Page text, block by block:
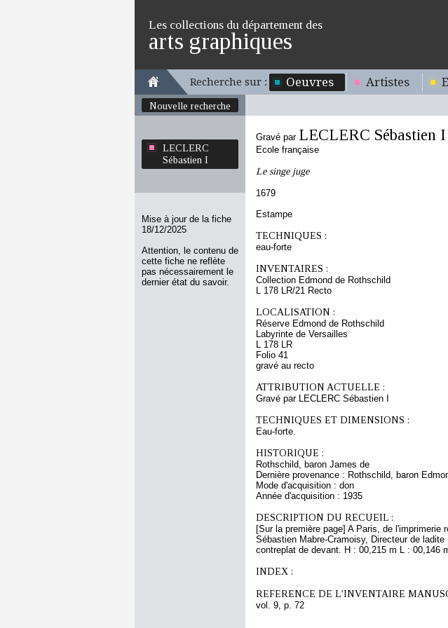
Les collections du département des
arts graphiques
Recherche sur : Oeuvres Artistes
Nouvelle recherche
LECLERC
Sébastien I
Mise à jour de la fiche
18/12/2025
Attention, le contenu de
cette fiche ne reflète
pas nécessairement le
dernier état du savoir.
Gravé par LECLERC Sébastien I
Ecole française
Le singe juge
1679
Estampe
TECHNIQUES :
eau-forte
INVENTAIRES :
Collection Edmond de Rothschild
L 178 LR/21 Recto
LOCALISATION :
Réserve Edmond de Rothschild
Labyrinte de Versailles
L 178 LR
Folio 41
gravé au recto
ATTRIBUTION ACTUELLE :
Gravé par LECLERC Sébastien I
TECHNIQUES ET DIMENSIONS :
Eau-forte.
HISTORIQUE :
Rothschild, baron James de
Dernière provenance : Rothschild, baron
Mode d'acquisition : don
Année d'acquisition : 1935
DESCRIPTION DU RECUEIL :
[Sur la première page] A Paris, de
Sébastien Mabre-Cramoisy, Directeur de
contreplat de devant. H : 00,215 m L : 00,146
INDEX :
REFERENCE DE L'INVENTAIRE
vol. 9, p. 72